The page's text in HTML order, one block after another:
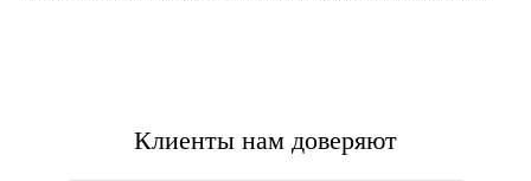
Клиенты нам доверяют